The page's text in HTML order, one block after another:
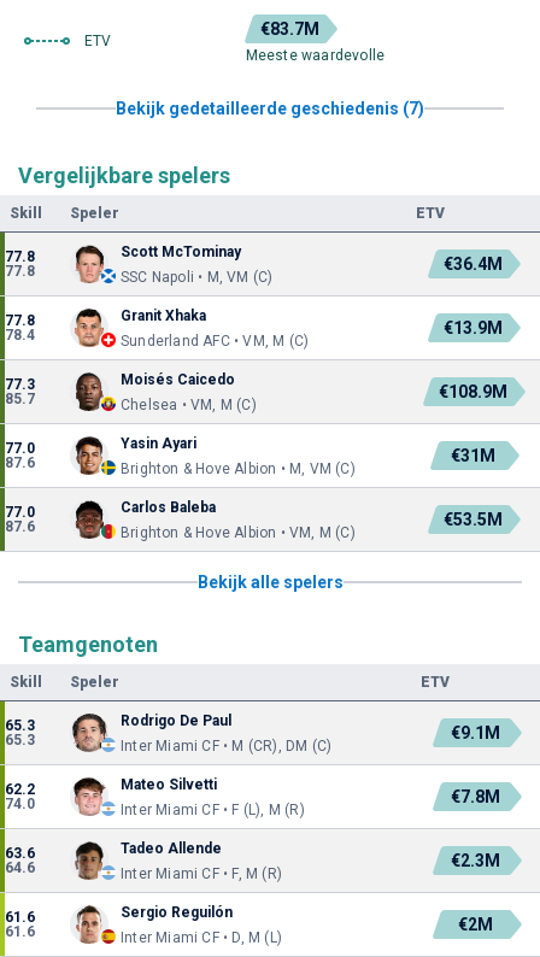
ETV
€83.7M
Meeste waardevolle
Bekijk gedetailleerde geschiedenis (7)
Vergelijkbare spelers
Skill Speler ETV
77.8
77.8
Scott McTominay
SSC Napoli • M, VM (C)
€36.4M
77.8
78.4
Granit Xhaka
Sunderland AFC • VM, M (C)
€13.9M
77.3
85.7
Moisés Caicedo
Chelsea • VM, M (C)
€108.9M
77.0
87.6
Yasin Ayari
Brighton & Hove Albion • M, VM (C)
€31M
77.0
87.6
Carlos Baleba
Brighton & Hove Albion • VM, M (C)
€53.5M
Bekijk alle spelers
Teamgenoten
Skill Speler ETV
65.3
65.3
Rodrigo De Paul
Inter Miami CF • M (CR), DM (C)
€9.1M
62.2
74.0
Mateo Silvetti
Inter Miami CF • F (L), M (R)
€7.8M
63.6
64.6
Tadeo Allende
Inter Miami CF • F, M (R)
€2.3M
61.6
61.6
Sergio Reguilón
Inter Miami CF • D, M (L)
€2M